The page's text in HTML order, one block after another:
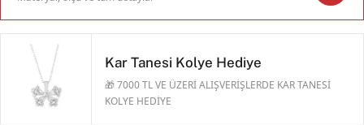
Kar Tanesi Kolye Hediye
🎁 7000 TL VE ÜZERİ ALIŞVERİŞLERDE KAR TANESİ
KOLYE HEDİYE